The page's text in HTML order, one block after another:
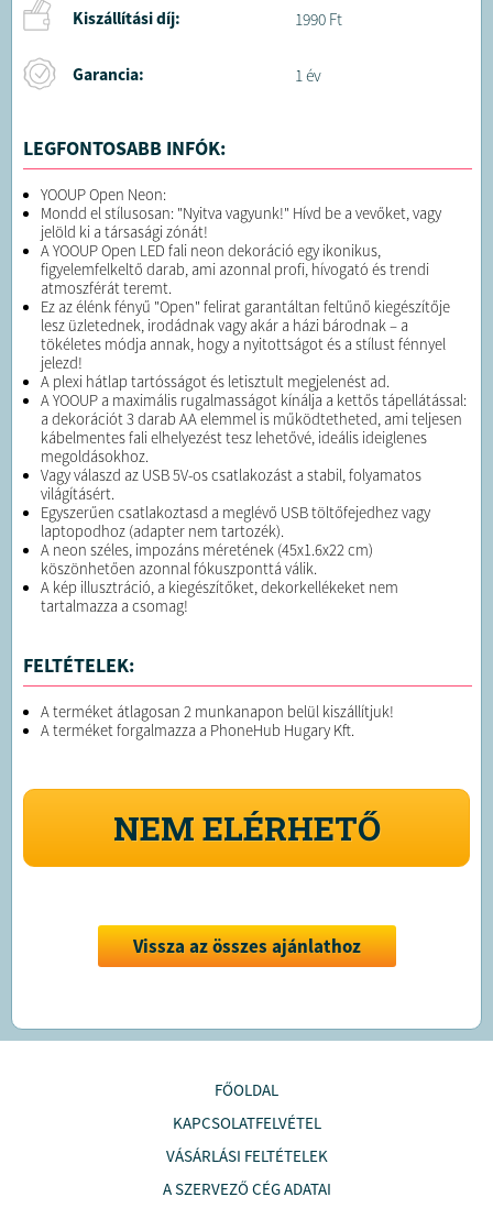
Kiszállítási díj: 1990 Ft
Garancia: 1 év
LEGFONTOSABB INFÓK:
YOOUP Open Neon:
Mondd el stílusosan: "Nyitva vagyunk!" Hívd be a vevőket, vagy
jelöld ki a társasági zónát!
A YOOUP Open LED fali neon dekoráció egy ikonikus,
figyelemfelkeltő darab, ami azonnal profi, hívogató és trendi
atmoszférát teremt.
Ez az élénk fényű "Open" felirat garantáltan feltűnő kiegészítője
lesz üzletednek, irodádnak vagy akár a házi bárodnak – a
tökéletes módja annak, hogy a nyitottságot és a stílust fénnyel
jelezd!
A plexi hátlap tartósságot és letisztult megjelenést ad.
A YOOUP a maximális rugalmasságot kínálja a kettős tápellátással:
a dekorációt 3 darab AA elemmel is működtetheted, ami teljesen
kábelmentes fali elhelyezést tesz lehetővé, ideális ideiglenes
megoldásokhoz.
Vagy válaszd az USB 5V-os csatlakozást a stabil, folyamatos
világításért.
Egyszerűen csatlakoztasd a meglévő USB töltőfejedhez vagy
laptopodhoz (adapter nem tartozék).
A neon széles, impozáns méretének (45x1.6x22 cm)
köszönhetően azonnal fókuszponttá válik.
A kép illusztráció, a kiegészítőket, dekorkellékeket nem
tartalmazza a csomag!
FELTÉTELEK:
A terméket átlagosan 2 munkanapon belül kiszállítjuk!
A terméket forgalmazza a PhoneHub Hugary Kft.
NEM ELÉRHETŐ
Vissza az összes ajánlathoz
FŐOLDAL
KAPCSOLATFELVÉTEL
VÁSÁRLÁSI FELTÉTELEK
A SZERVEZŐ CÉG ADATAI